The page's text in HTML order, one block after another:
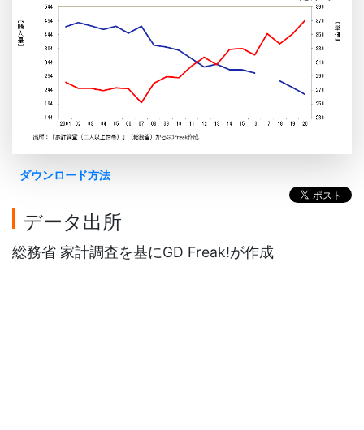
ダウンロード方法
データ出所
総務省 家計調査を基にGD Freak!が作成